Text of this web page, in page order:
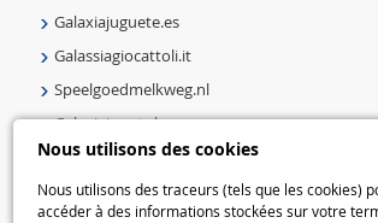
Nous utilisons des cookies
Nous utilisons des traceurs (tels que les cookies)
accéder à des informations stockées sur votre
Galaxiajuguete.es
Galassiagiocattoli.it
Speelgoedmelkweg.nl
Galaxiejouets.be
Galaxiespielzeug.be
Speelgoedmelkweg.be